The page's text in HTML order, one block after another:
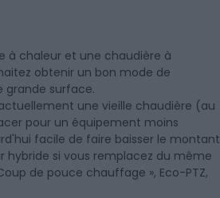
à chaleur et une chaudière à
obtenir un bon mode de
surface.
une vieille chaudière (au
pour un équipement moins
facile de faire baisser le montant
si vous remplacez du même
de pouce chauffage », Eco-PTZ,